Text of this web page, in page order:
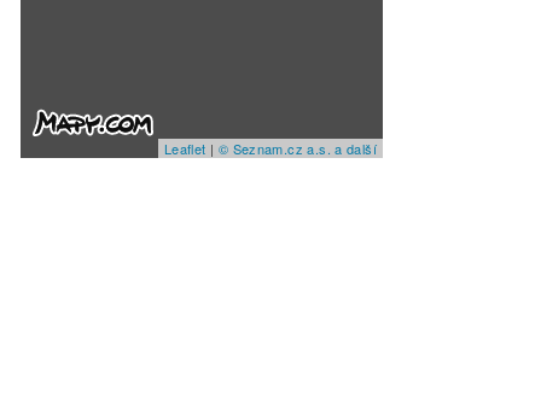
Leaflet | © Seznam.cz a.s. a další